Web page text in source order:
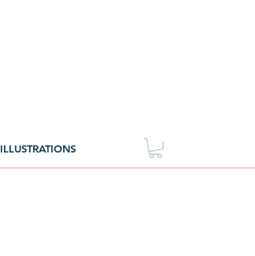
ILLUSTRATIONS